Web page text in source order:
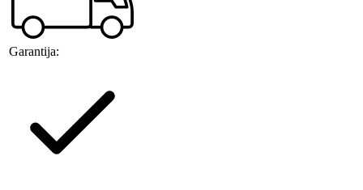
Garantija: